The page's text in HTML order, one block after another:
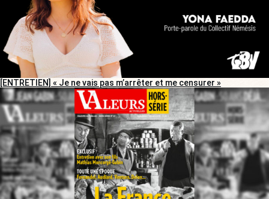
[ENTRETIEN] « Je ne vais pas m’arrêter et me censurer »